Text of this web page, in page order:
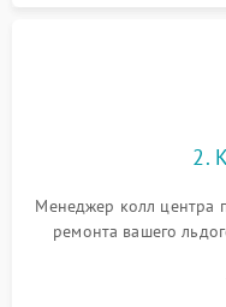
2.
Менеджер колл центра
ремонта вашего